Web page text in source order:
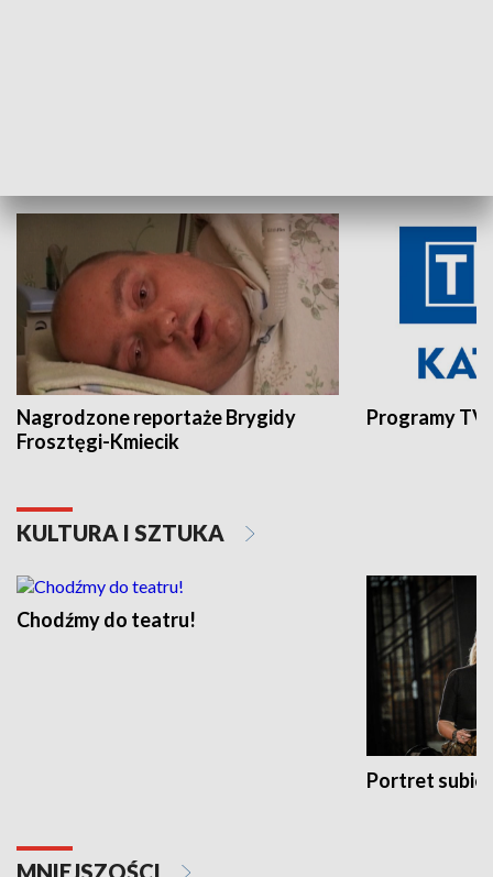
Nagrodzone reportaże Brygidy
Frosztęgi-Kmiecik
Programy
KULTURA I SZTUKA
Chodźmy do teatru!
Portret
MNIEJSZOŚCI